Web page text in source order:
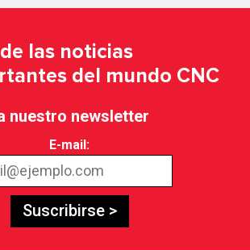
las noticias
del mundo CNC
nuestro newsletter
E-mail:
Suscribirse >